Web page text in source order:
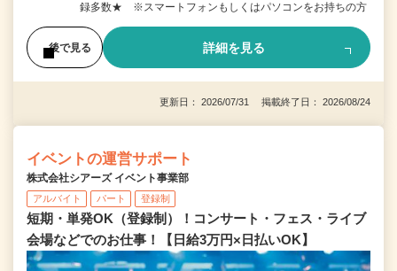
録多数★ ※スマートフォンもしくはパソコンをお持ちの方
後で見る 詳細を見る
更新日： 2026/07/31 掲載終了日： 2026/08/24
イベントの運営サポート
株式会社シアーズ イベント事業部
アルバイト パート 登録制
短期・単発OK（登録制）！コンサート・フェス・ライブ
会場などでのお仕事！【日給3万円×日払いOK】